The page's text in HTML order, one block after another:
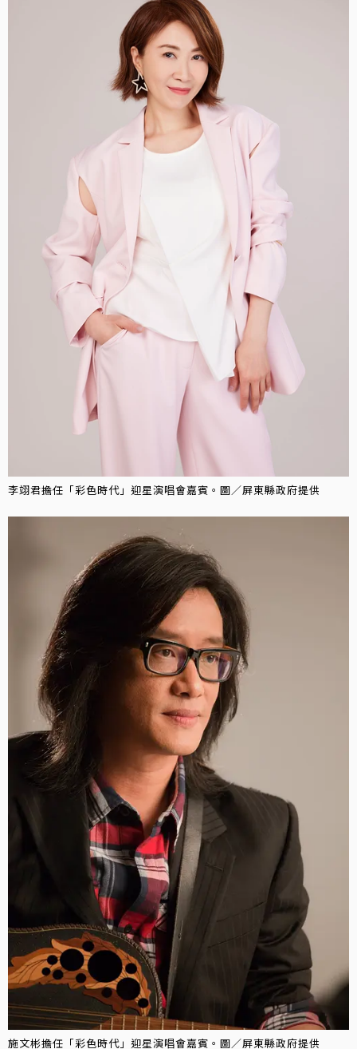
李翊君擔任「彩色時代」迎星演唱會嘉賓。圖／屏東縣政府提供
施文彬擔任「彩色時代」迎星演唱會嘉賓。圖／屏東縣政府提供